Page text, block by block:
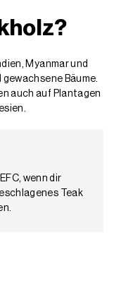
Myanmar und
Bäume.
auch auf Plantagen
wenn dir
Teak